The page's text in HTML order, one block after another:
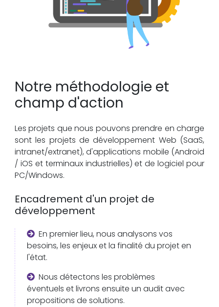
Notre méthodologie et
champ d'action
Les projets que nous pouvons prendre en charge
sont les projets de développement Web (SaaS,
intranet/extranet), d'applications mobile (Android
/ iOS et terminaux industrielles) et de logiciel pour
PC/Windows.
Encadrement d'un projet de
développement
En premier lieu, nous analysons vos
besoins, les enjeux et la finalité du projet en
l'état.
Nous détectons les problèmes
éventuels et livrons ensuite un audit avec
propositions de solutions.